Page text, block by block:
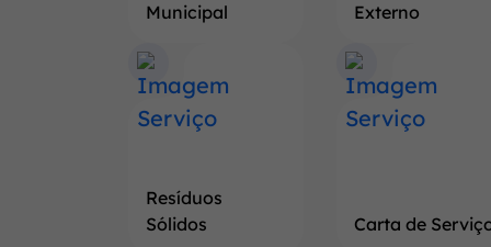
Municipal
Externo
Resíduos
Sólidos
Carta de